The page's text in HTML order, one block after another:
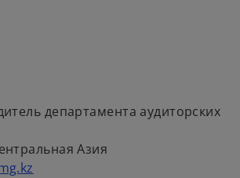
департамента аудиторских
Азия